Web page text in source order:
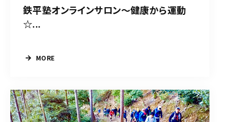
鉄平塾オンラインサロン～健康から運動
☆...
MORE